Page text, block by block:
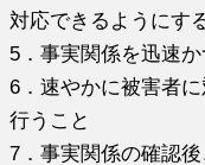
対応できるようにす
5．事実関係を迅速
6．速やかに被害者
行うこと
7．事実関係の確認